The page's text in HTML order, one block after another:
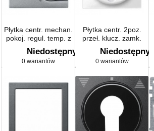
Płytka centr. mechan.
pokoj. regul. temp. z
łącznikiem Sys M
Niedostępny
0 wariantów
Płytka centr. 2poz.
przeł. klucz. zamk.
cylindr. DIN i ł.żaluzj.,
B.P, P, Sys M
Niedostępny
0 wariantów